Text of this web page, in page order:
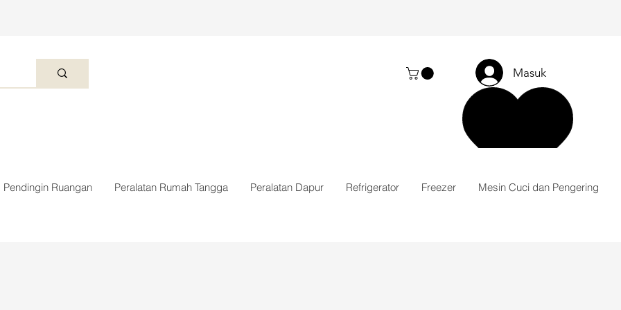
Masuk
Pendingin Ruangan Peralatan Rumah Tangga Peralatan Dapur Refrigerator Freezer Mesin Cuci dan Pengering